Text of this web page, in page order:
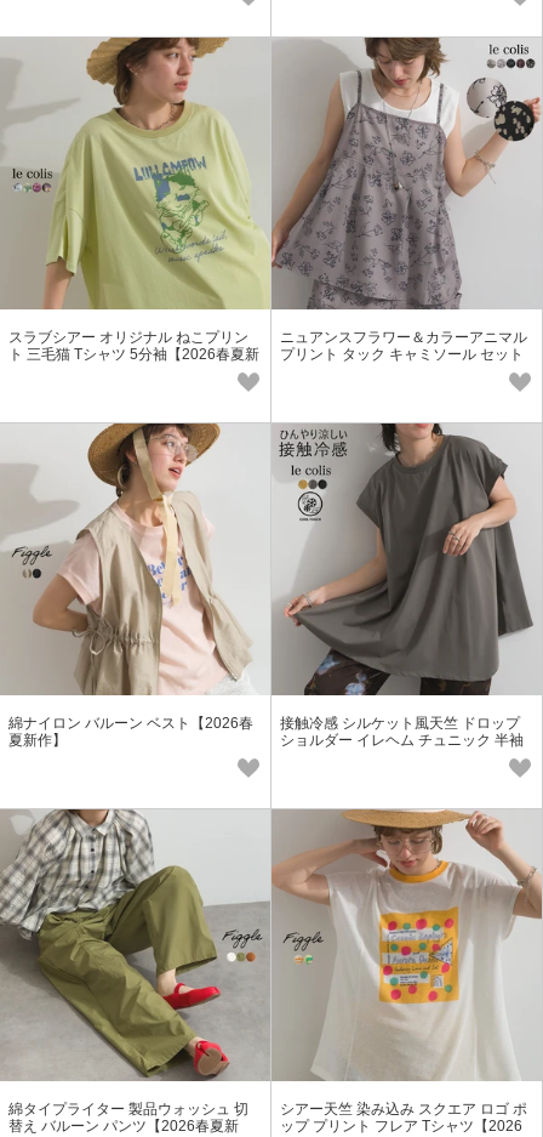
スラブシアー オリジナル ねこプリン
ト 三毛猫 Tシャツ 5分袖【2026春夏新
ニュアンスフラワー＆カラーアニマル
プリント タック キャミソール セット
綿ナイロン バルーン ベスト【2026春
夏新作】
接触冷感 シルケット風天竺 ドロップ
ショルダー イレヘム チュニック 半袖
綿タイプライター 製品ウォッシュ 切
替え バルーン パンツ【2026春夏新
シアー天竺 染み込み スクエア ロゴ ポ
ップ プリント フレア Tシャツ【2026